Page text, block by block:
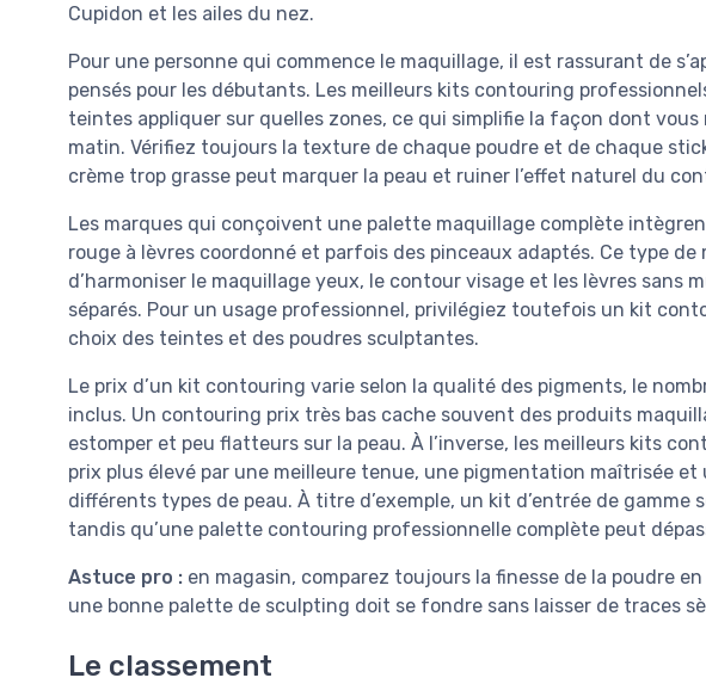
Cupidon et les ailes du nez.
Pour une personne qui commence le maquillage, il est rassurant de
pensés pour les débutants. Les meilleurs kits contouring
teintes appliquer sur quelles zones, ce qui simplifie la façon dont
matin. Vérifiez toujours la texture de chaque poudre et de chaque
crème trop grasse peut marquer la peau et ruiner l’effet naturel du
Les marques qui conçoivent une palette maquillage complète
rouge à lèvres coordonné et parfois des pinceaux adaptés. Ce type
d’harmoniser le maquillage yeux, le contour visage et les lèvres sans
séparés. Pour un usage professionnel, privilégiez toutefois un kit
choix des teintes et des poudres sculptantes.
Le prix d’un kit contouring varie selon la qualité des pigments, le
inclus. Un contouring prix très bas cache souvent des produits
estomper et peu flatteurs sur la peau. À l’inverse, les meilleurs kits
prix plus élevé par une meilleure tenue, une pigmentation maîtrisée
différents types de peau. À titre d’exemple, un kit d’entrée de gamme
tandis qu’une palette contouring professionnelle complète peut
Astuce pro : en magasin, comparez toujours la finesse de la poudre
une bonne palette de sculpting doit se fondre sans laisser de traces
Le classement